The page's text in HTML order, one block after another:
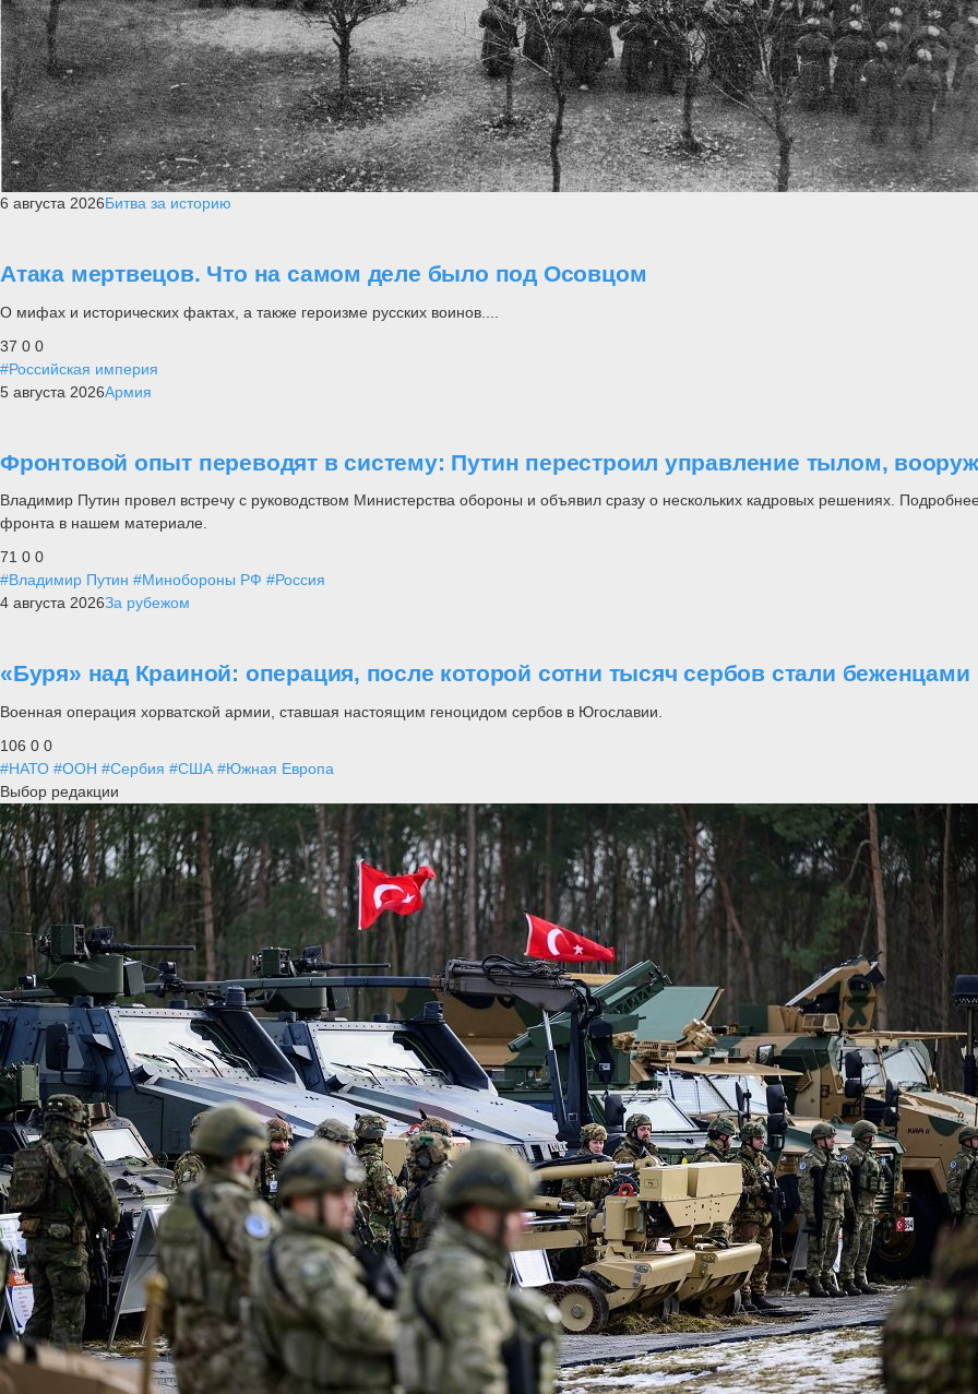
6 августа 2026Битва за историю
Атака мертвецов. Что на самом деле было под Осовцом
О мифах и исторических фактах, а также героизме русских воинов....
37 0 0
#Российская империя
5 августа 2026Армия
Фронтовой опыт переводят в систему: Путин перестроил управление тылом,
Владимир Путин провел встречу с руководством Министерства обороны и объявил сразу о нескольких кадровых решениях.
фронта в нашем материале.
71 0 0
#Владимир Путин #Минобороны РФ #Россия
4 августа 2026За рубежом
«Буря» над Краиной: операция, после которой сотни тысяч сербов стали беженцами
Военная операция хорватской армии, ставшая настоящим геноцидом сербов в Югославии.
106 0 0
#НАТО #ООН #Сербия #США #Южная Европа
Выбор редакции